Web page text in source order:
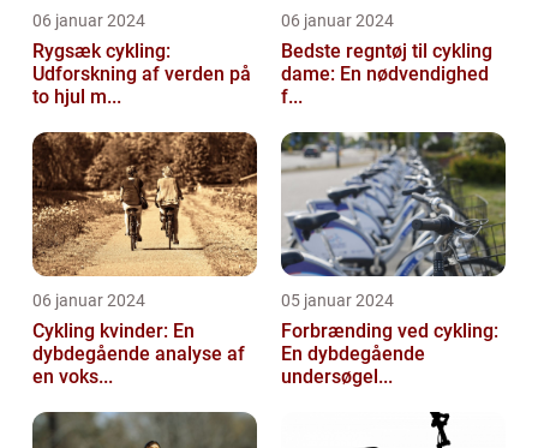
06 januar 2024
Rygsæk cykling:
Udforskning af verden på
to hjul m...
06 januar 2024
Bedste regntøj til cykling
dame: En nødvendighed
f...
06 januar 2024
Cykling kvinder: En
dybdegående analyse af
en voks...
05 januar 2024
Forbrænding ved cykling:
En dybdegående
undersøgel...